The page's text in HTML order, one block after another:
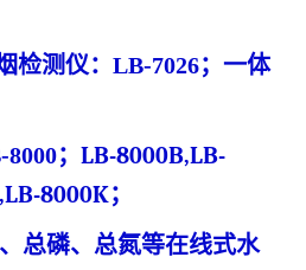
检测仪： LB-7026；一体
8000； LB-8000B,LB-
8000K；
总磷、总氮等在线式水